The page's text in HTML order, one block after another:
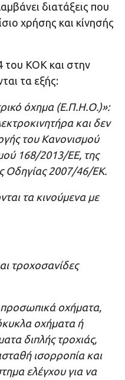
διατάξεις που
χρήσης και κίνησής
του ΚΟΚ και στην
τα εξής:
όχημα (Ε.Π.Η.Ο.)»:
και δεν
του Κανονισμού
168/2013/ΕΕ, της
Οδηγίας 2007/46/ΕΚ.
τα κινούμενα με
τροχοσανίδες
οχήματα,
οχήματα ή
διπλής τροχιάς,
ισορροπία και
ελέγχου για να